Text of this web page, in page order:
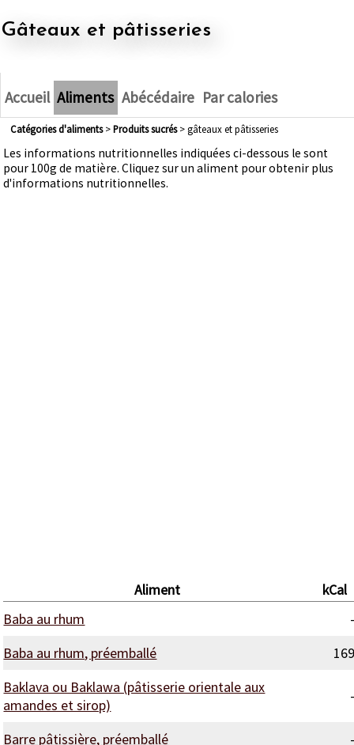
gâteaux et pâtisseries
Accueil Aliments Abécédaire Par calories
Catégories d'aliments> produits sucrés> gâteaux et pâtisseries
Les informations nutritionnelles indiquées ci-dessous le sont
pour 100g de matière. Cliquez sur un aliment pour obtenir plus
d'informations nutritionnelles.
Aliment
kCal
Baba au rhum
-
Baba au rhum, préemballé
169
Baklava ou Baklawa (pâtisserie orientale aux
amandes et sirop)
-
Barre pâtissière, préemballé
-